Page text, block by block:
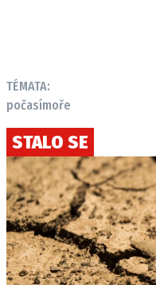
TÉMATA:
počasímoře
STALO SE